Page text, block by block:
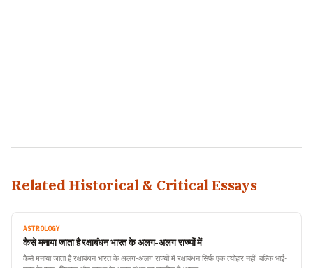
Related Historical & Critical Essays
ASTROLOGY
कैसे मनाया जाता है रक्षाबंधन भारत के अलग-अलग राज्यों में
कैसे मनाया जाता है रक्षाबंधन भारत के अलग-अलग राज्यों में रक्षाबंधन सिर्फ एक त्योहार नहीं, बल्कि भाई-